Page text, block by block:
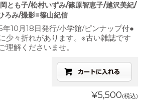
とも子/松村いずみ/篠原智恵子/越沢美紀/
ろみ/撮影=篠山紀信
年10月18日発行/小学館/ピンナップ付●
少々折れがあります。※古い雑誌です
理解くださいませ。
¥5,500(税込)